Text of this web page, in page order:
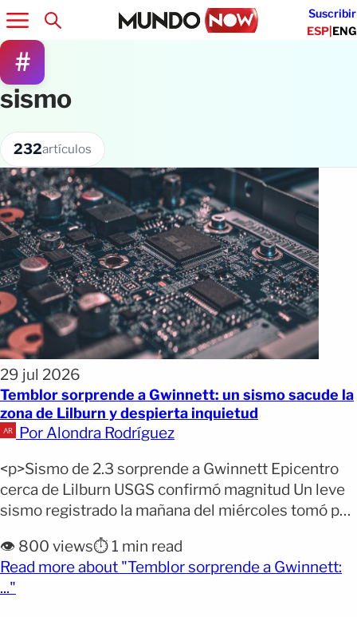
Suscribir
ESP|ENG
#
sismo
232artículos
29 jul 2026
Temblor sorprende a Gwinnett: un sismo sacude la
zona de Lilburn y despierta inquietud
Por Alondra Rodríguez
<p>Sismo de 2.3 sorprende a Gwinnett Epicentro
cerca de Lilburn USGS confirmó magnitud Un leve
sismo registrado la mañana del miércoles tomó por
Gwinnett, especialmente en las inmediaciones de
Lilburn, aunque muchas personas no llegaron a
percibir el movimiento. El Servicio Geológico de
👁️ 800 views⏱️ 1 min read
Read more about "Temblor sorprende a Gwinnett:
..."